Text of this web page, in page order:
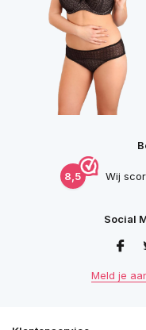
8,5 Wij
Social
Meld je